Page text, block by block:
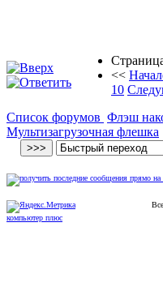
<<
10
Список форумов Флэш
Мультизагрузочная флешка
компьютер плюс